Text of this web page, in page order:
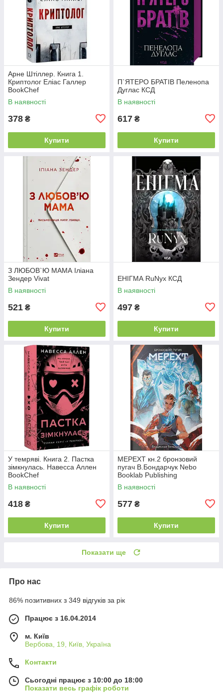
Арне Штіллер. Книга 1.
Криптолог Еліас Галлер
BookChef
В наявності
378 ₴
Купити
П`ЯТЕРО БРАТІВ Пеленопа
Дуглас КСД
В наявності
617 ₴
Купити
З ЛЮБОВ`Ю МАМА Іліана
Зендер Vivat
В наявності
521 ₴
Купити
ЕНІГМА RuNyx КСД
В наявності
497 ₴
Купити
У темряві. Книга 2. Пастка
зімкнулась. Навесса Аллен
BookChef
В наявності
418 ₴
Купити
МЕРЕХТ кн.2 бронзовий
пугач В.Бондарчук Nebo
Booklab Publishing
В наявності
577 ₴
Купити
Показати ще
Про нас
86% позитивних з 349 відгуків за рік
Працює з 16.04.2014
м. Київ
Вербова, 19, Київ, Україна
Контакти
Сьогодні працює з 10:00 до 18:00
Показати весь графік роботи